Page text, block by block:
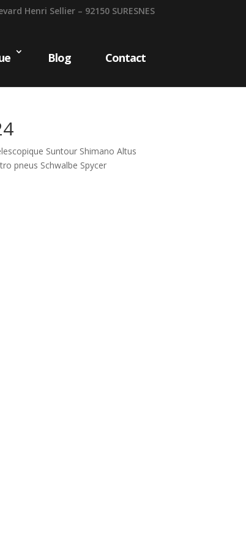
Henri Sellier – 92150 SURESNES
Blog Contact
Suntour Shimano Altus
pneus Schwalbe Spycer